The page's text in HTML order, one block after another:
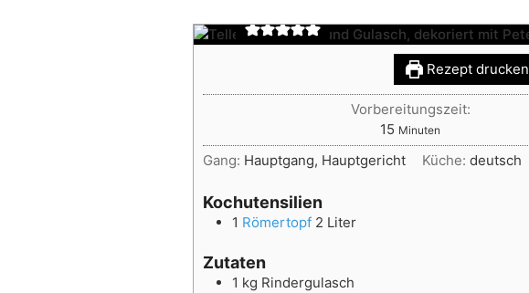
Rezept drucken
Vorbereitungszeit:
15 Minuten
Minuten
Gang: Hauptgang, Hauptgericht Küche:deutsch
Kochutensilien
1 Römertopf 2 Liter
Zutaten
1 kg Rindergulasch